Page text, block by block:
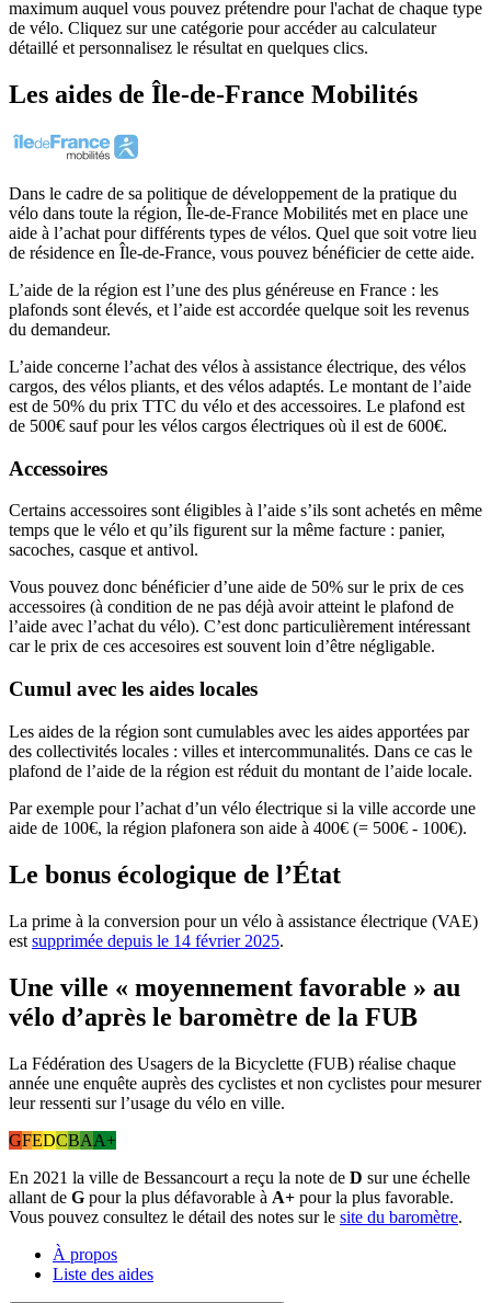
maximum auquel vous pouvez prétendre pour l'achat de chaque type
de vélo. Cliquez sur une catégorie pour accéder au calculateur
détaillé et personnalisez le résultat en quelques clics.
Les aides de Île-de-France Mobilités
Dans le cadre de sa politique de développement de la pratique du
vélo dans toute la région, Île-de-France Mobilités met en place une
aide à l’achat pour différents types de vélos. Quel que soit votre lieu
de résidence en Île-de-France, vous pouvez bénéficier de cette aide.
L’aide de la région est l’une des plus généreuse en France : les
plafonds sont élevés, et l’aide est accordée quelque soit les revenus
du demandeur.
L’aide concerne l’achat des vélos à assistance électrique, des vélos
cargos, des vélos pliants, et des vélos adaptés. Le montant de l’aide
est de 50% du prix TTC du vélo et des accessoires. Le plafond est
de 500€ sauf pour les vélos cargos électriques où il est de 600€.
Accessoires
Certains accessoires sont éligibles à l’aide s’ils sont achetés en même
temps que le vélo et qu’ils figurent sur la même facture : panier,
sacoches, casque et antivol.
Vous pouvez donc bénéficier d’une aide de 50% sur le prix de ces
accessoires (à condition de ne pas déjà avoir atteint le plafond de
l’aide avec l’achat du vélo). C’est donc particulièrement intéressant
car le prix de ces accesoires est souvent loin d’être négligable.
Cumul avec les aides locales
Les aides de la région sont cumulables avec les aides apportées par
des collectivités locales : villes et intercommunalités. Dans ce cas le
plafond de l’aide de la région est réduit du montant de l’aide locale.
Par exemple pour l’achat d’un vélo électrique si la ville accorde une
aide de 100€, la région plafonera son aide à 400€ (= 500€ - 100€).
Le bonus écologique de l’État
La prime à la conversion pour un vélo à assistance électrique (VAE)
est supprimée depuis le 14 février 2025.
Une ville « moyennement favorable » au
vélo d’après le baromètre de la FUB
La Fédération des Usagers de la Bicyclette (FUB) réalise chaque
année une enquête auprès des cyclistes et non cyclistes pour mesurer
leur ressenti sur l’usage du vélo en ville.
GFEDCBAA+
En 2021 la ville de Bessancourt a reçu la note de D sur une échelle
allant de G pour la plus défavorable à A+ pour la plus favorable.
Vous pouvez consultez le détail des notes sur le site du baromètre.
À propos
Liste des aides